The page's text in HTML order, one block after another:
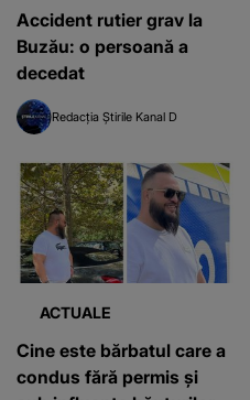
Accident rutier grav la
Buzău: o persoană a
decedat
Redacția Știrile Kanal D
ACTUALE
Cine este bărbatul care a
condus fără permis și